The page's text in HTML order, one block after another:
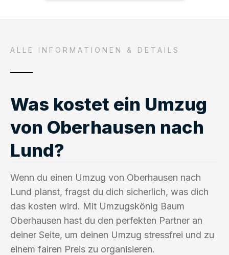
ALLE INFORMATIONEN & DETAILS
Was kostet ein Umzug
von Oberhausen nach
Lund?
Wenn du einen Umzug von Oberhausen nach
Lund planst, fragst du dich sicherlich, was dich
das kosten wird. Mit Umzugskönig Baum
Oberhausen hast du den perfekten Partner an
deiner Seite, um deinen Umzug stressfrei und zu
einem fairen Preis zu organisieren.